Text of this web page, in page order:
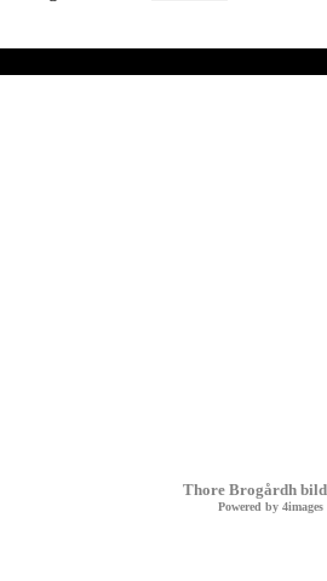
Thore Brogårdh
Powered by 4images